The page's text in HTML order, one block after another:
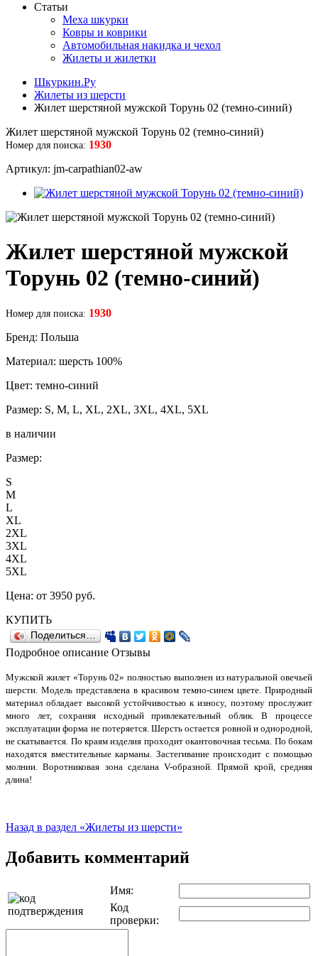
Статьи
Меха шкурки
Ковры и коврики
Автомобильная накидка и чехол
Жилеты и жилетки
Шкуркин.Ру
Жилеты из шерсти
Жилет шерстяной мужской Торунь 02 (темно-синий)
Жилет шерстяной мужской Торунь 02 (темно-синий)
Номер для поиска: 1930
Артикул: jm-сarpathian02-aw
Жилет шерстяной мужской
Торунь 02 (темно-синий)
Номер для поиска: 1930
Бренд: Польша
Материал: шерсть 100%
Цвет: темно-синий
Размер: S, M, L, XL, 2XL, 3XL, 4XL, 5XL
в наличии
Размер:
S
M
L
XL
2XL
3XL
4XL
5XL
Цена: от 3950 руб.
КУПИТЬ
Поделиться…
Подробное описание Отзывы
Мужской жилет «Торунь 02» полностью выполнен из натуральной овечьей
шерсти. Модель представлена в красивом темно-синем цвете. Природный
материал обладает высокой устойчивостью к износу, поэтому прослужит
много лет, сохраняя исходный привлекательный облик. В процессе
эксплуатации форма не потеряется. Шерсть остается ровной и однородной,
не скатывается. По краям изделия проходит окантовочная тесьма. По бокам
находятся вместительные карманы. Застегивание происходит с помощью
молнии. Воротниковая зона сделана V-образной. Прямой крой, средняя
длина!
Назад в раздел «Жилеты из шерсти»
Добавить комментарий
Имя:
Код
проверки: